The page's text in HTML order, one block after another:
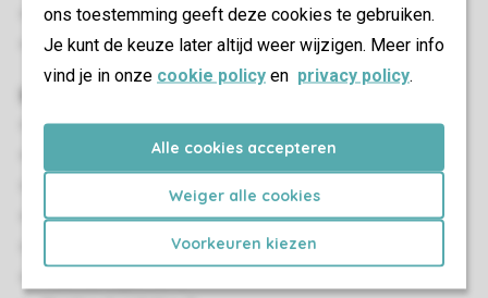
ons toestemming geeft deze cookies te gebruiken.
Je kunt de keuze later altijd weer wijzigen. Meer info
vind je in onze cookie policy en privacy policy.
Alle cookies accepteren
Weiger alle cookies
Voorkeuren kiezen
Interdiction de fumer
Animaux non admis
Nombre de salles de bains: 1
Salles de bains en bas: 1
Douche pluie